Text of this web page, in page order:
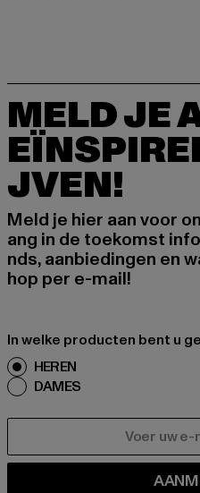
MELD JE
JVEN!
Meld je hier aan voor
ang in de toekomst
nds, aanbiedingen en
hop per e-mail!
In welke producten bent u
HEREN
DAMES